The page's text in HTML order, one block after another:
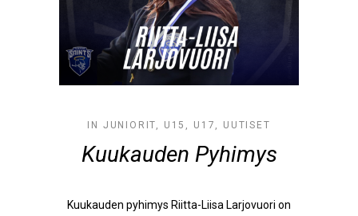
IN JUNIORIT, U15 , U17 , UUTISET
Kuukauden Pyhimys
Kuukauden pyhimys Riitta-Liisa Larjovuori on